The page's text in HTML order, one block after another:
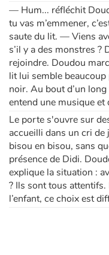
— Hum... réfléchit
tu vas m’emmener,
saute du lit. — Viens
s’il y a des monstres
rejoindre. Doudou
lit lui semble
noir. Au bout d’un
entend une musique et
Le porte s'ouvre sur
accueilli dans un cri de
bisou en bisou, sans
présence de Didi.
explique la situation :
? Ils sont tous
l’enfant, ce choix est